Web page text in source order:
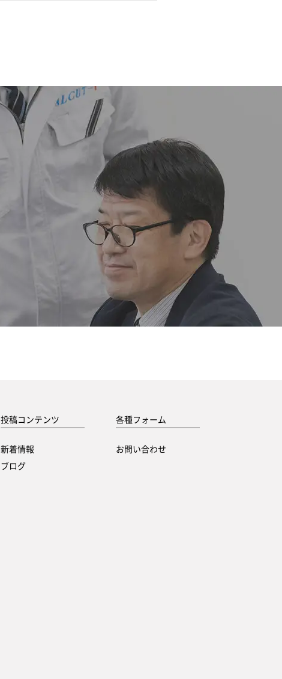
投稿コンテンツ
新着情報
ブログ
各種フォーム
お問い合わせ